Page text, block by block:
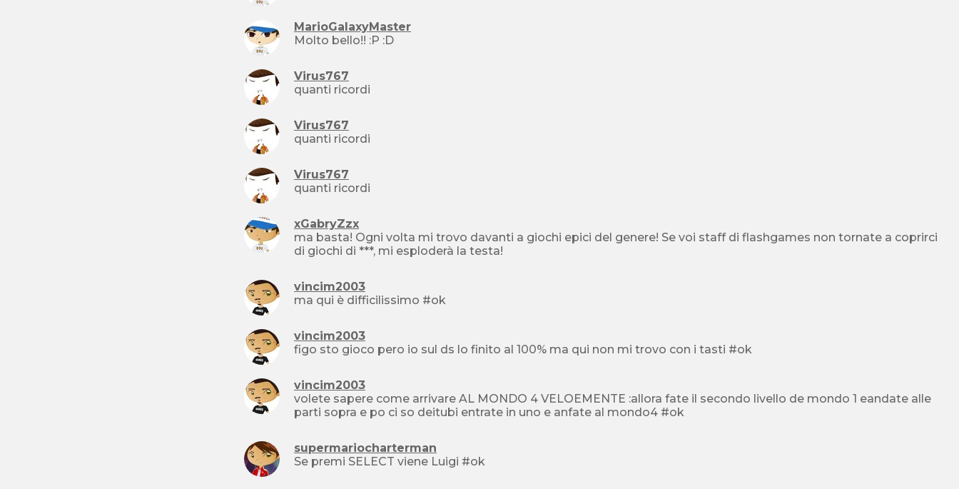
MarioGalaxyMaster
Molto bello!! :P :D
Virus767
quanti ricordi
Virus767
quanti ricordi
Virus767
quanti ricordi
xGabryZzx
ma basta! Ogni volta mi trovo davanti a giochi epici del genere! Se voi staff di flashgames non tornate a coprirci
di giochi di ***, mi esploderà la testa!
vincim2003
ma qui è difficilissimo #ok
vincim2003
figo sto gioco pero io sul ds lo finito al 100% ma qui non mi trovo con i tasti #ok
vincim2003
volete sapere come arrivare AL MONDO 4 VELOEMENTE :allora fate il secondo livello de mondo 1 eandate alle
parti sopra e po ci so deitubi entrate in uno e anfate al mondo4 #ok
supermariocharterman
Se premi SELECT viene Luigi #ok